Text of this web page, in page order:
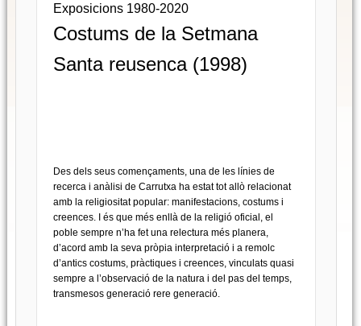
Exposicions 1980-2020
Costums de la Setmana
Santa reusenca (1998)
Des dels seus començaments, una de les línies de
recerca i anàlisi de Carrutxa ha estat tot allò relacionat
amb la religiositat popular: manifestacions, costums i
creences. I és que més enllà de la religió oficial, el
poble sempre n’ha fet una relectura més planera,
d’acord amb la seva pròpia interpretació i a remolc
d’antics costums, pràctiques i creences, vinculats quasi
sempre a l’observació de la natura i del pas del temps,
transmesos generació rere generació.